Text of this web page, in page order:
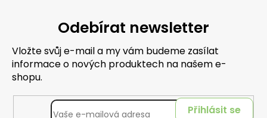
Odebírat newsletter
Vložte svůj e-mail a my vám budeme zasílat
informace o nových produktech na našem e-
shopu.
Přihlásit se